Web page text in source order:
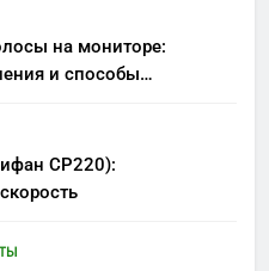
на мониторе:
и способы
СР220):